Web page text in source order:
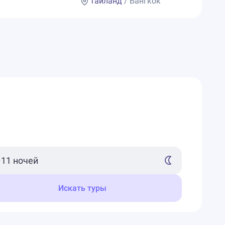
Искать туры